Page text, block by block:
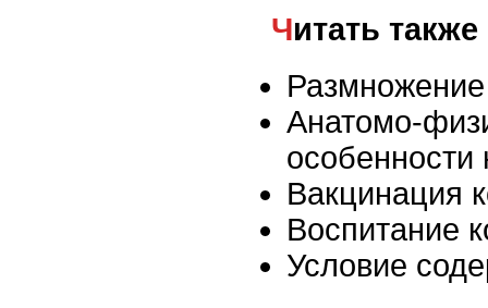
Читать также
Анатомо-
особенности
Вакцинация
Воспитание
Условие